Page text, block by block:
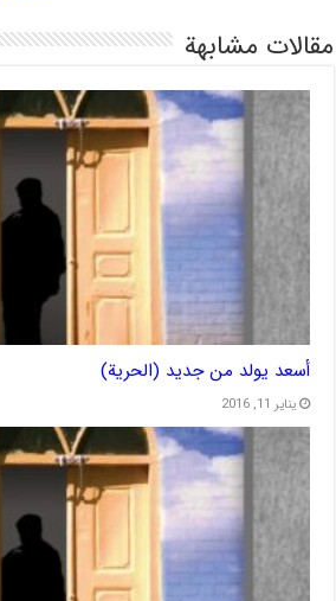
مقالات مشابهة
أسعد يولد من جديد (الحرية)
يناير 11, 2016